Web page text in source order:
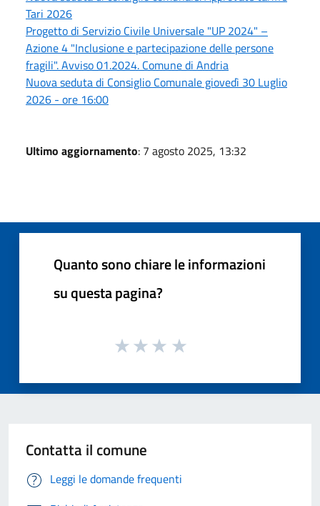
Tari 2026
Progetto di Servizio Civile Universale "UP 2024" –
Azione 4 "Inclusione e partecipazione delle persone
fragili". Avviso 01.2024. Comune di Andria
Nuova seduta di Consiglio Comunale giovedì 30 Luglio
2026 - ore 16:00
Ultimo aggiornamento: 7 agosto 2025, 13:32
Quanto sono chiare le informazioni
su questa pagina?
Contatta il comune
Leggi le domande frequenti